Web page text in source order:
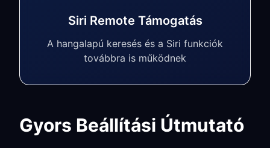
Siri Remote Támogatás
A hangalapú keresés és a Siri funkciók
továbbra is működnek
Gyors Beállítási Útmutató